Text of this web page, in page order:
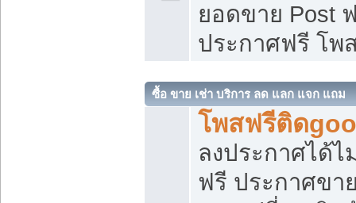
ยอดขาย Post
ประกาศฟรี โพ
ซื้อ ขาย เช่า บริการ ลด แลก แจก แถม
โพสฟรีติด
ลงประกาศได้
ฟรี ประกาศข